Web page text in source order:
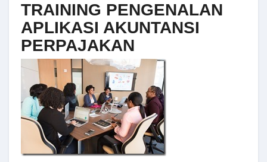
TRAINING PENGENALAN
APLIKASI AKUNTANSI
PERPAJAKAN